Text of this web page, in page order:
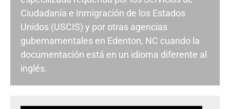
Ciudadanía e Inmigración de los Estados
Unidos (USCIS) y por otras agencias
gubernamentales en Edenton, NC cuando la
documentación está en un idioma diferente al
inglés.